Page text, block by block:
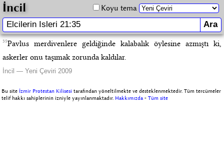
İncil Koyu tema
35Pavlus merdivenlere geldiğinde kalabalık öylesine azmıştı ki,
askerler onu taşımak zorunda kaldılar.
İncil — Yeni Çeviri 2009
Bu site İzmir Protestan Kilisesi tarafından yöneltilmekte ve desteklenmektedir. Tüm tercümeler
telif hakkı sahiplerinin izniyle yayınlanmaktadır. Hakkımızda -Tüm site